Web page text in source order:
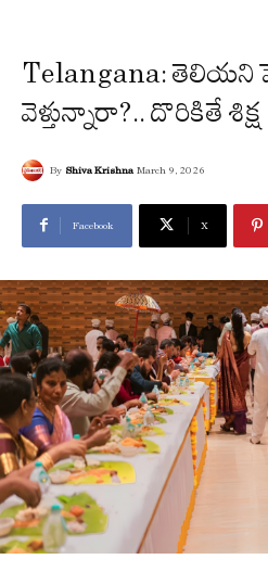
Telangana: తెలియని
వెళ్తున్నారా?.. దొరికితే శిక్ష
By Shiva Krishna March 9, 2026
Facebook X